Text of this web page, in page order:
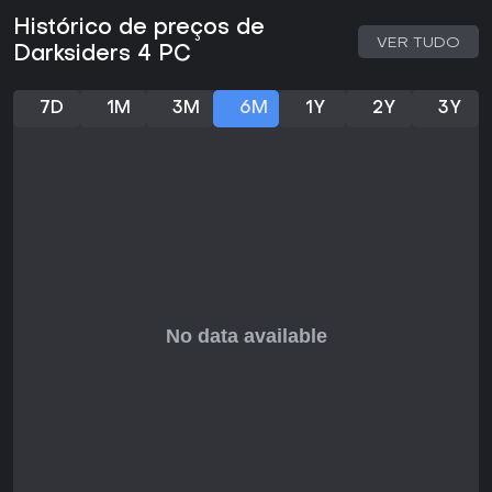
O co-op aumenta o replay com jogatina em grupo,
atendendo tanto a aventureiros solo quanto a equipes. Se
jogo tem grande potencial, especialmente por fechar arcos
narrativos de longa data.
Histórico de preços de
Darksiders 4 PC
VER TUDO
7D 1M 3M 6M 1Y 2Y 3Y